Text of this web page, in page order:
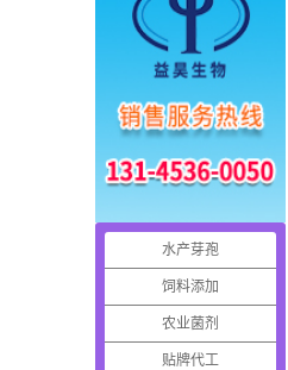
水产芽孢
饲料添加
农业菌剂
贴牌代工